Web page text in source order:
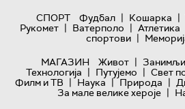
СПОРТ Фудбал | Кошарка |
Рукомет | Ватерполо | Атлетика
спортови |
МАГАЗИН
Живот |
Технологијa | Путујемо | Свет
Филм и ТВ | Наука | Природа |
За мале велике хероје |